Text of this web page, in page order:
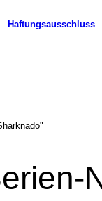
Haftungsausschluss